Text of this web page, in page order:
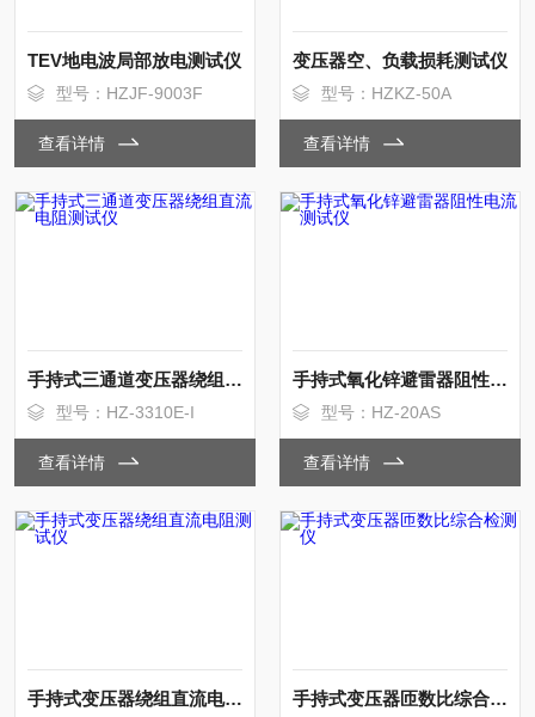
TEV地电波局部放电测试仪
型号：HZJF-9003F
查看详情
变压器空、负载损耗测试仪
型号：HZKZ-50A
查看详情
手持式三通道变压器绕组直流电阻测试仪
型号：HZ-3310E-I
查看详情
手持式氧化锌避雷器阻性电流测试仪
型号：HZ-20AS
查看详情
手持式变压器绕组直流电阻测试仪 手持式变压器匝数比综合检测仪